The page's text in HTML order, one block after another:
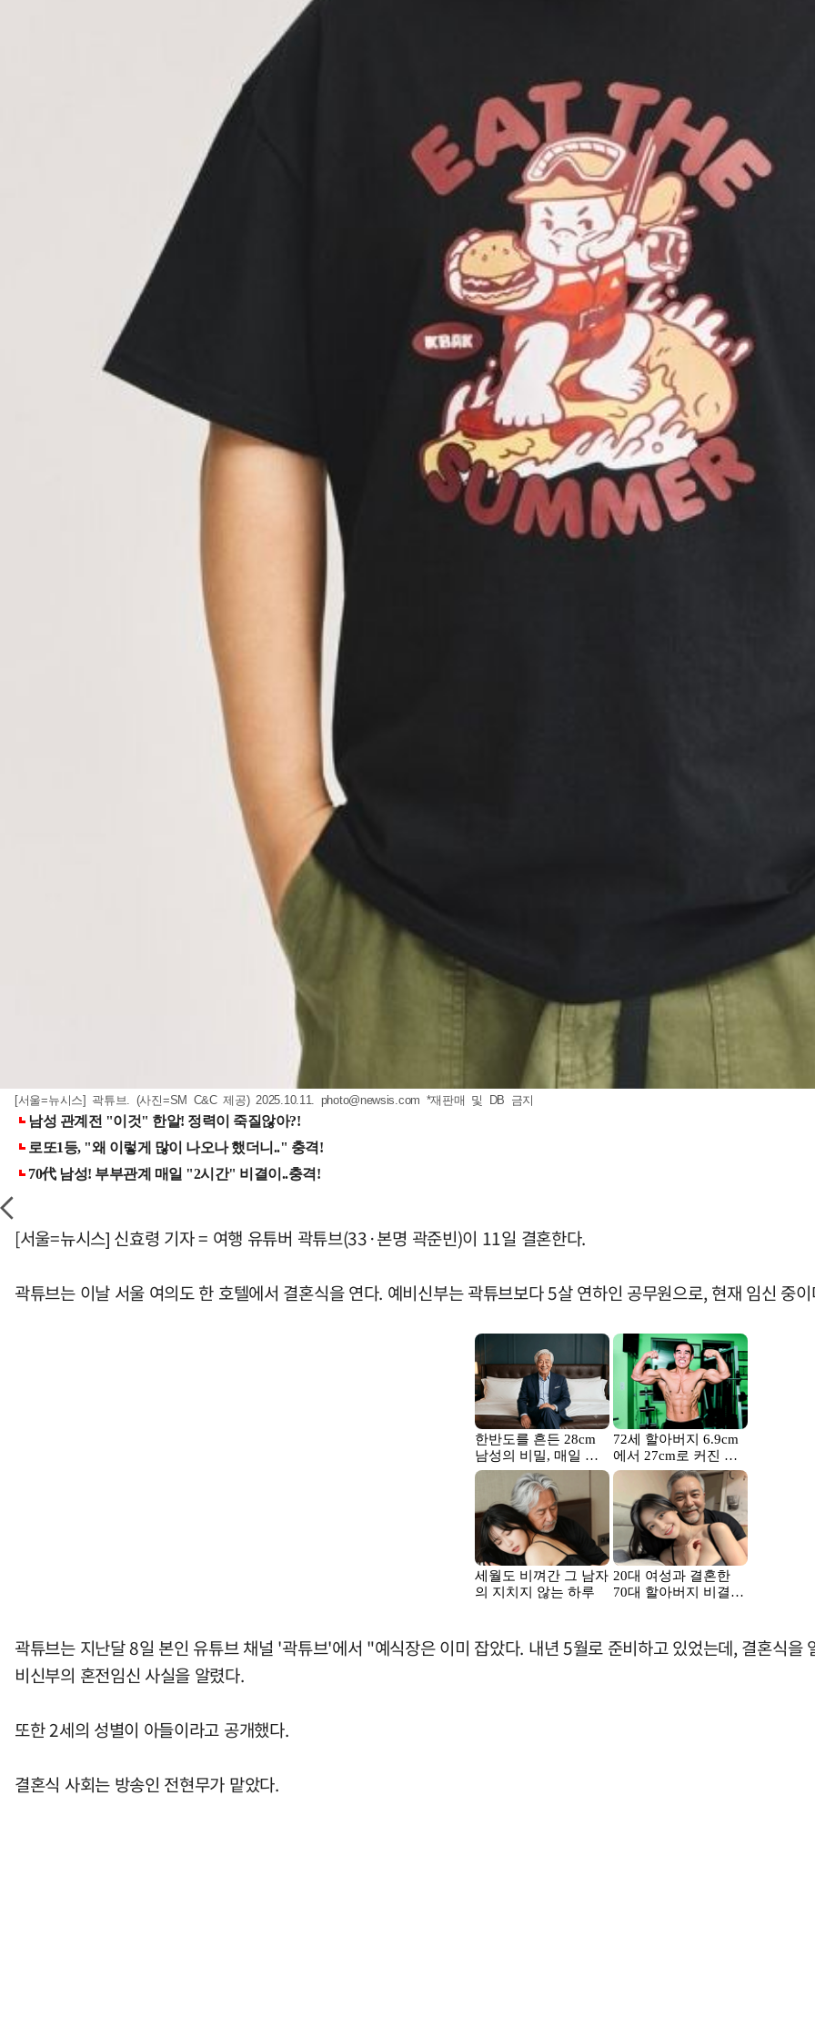
[서울=뉴시스] 곽튜브. (사진=SM C&C 제공) 2025.10.11. photo@newsis.com *재판매 및 DB 금지
[서울=뉴시스] 신효령 기자 = 여행 유튜버 곽튜브(33·본명 곽준빈)이 11일 결혼한다.
곽튜브는 이날 서울 여의도 한 호텔에서 결혼식을 연다. 예비신부는 곽튜브보다 5살 연하인 공무원으로, 현재 임신 중
곽튜브는 지난달 8일 본인 유튜브 채널 '곽튜브'에서 "예식장은 이미 잡았다. 내년 5월로 준비하고 있었는데, 결혼식
비신부의 혼전임신 사실을 알렸다.
또한 2세의 성별이 아들이라고 공개했다.
결혼식 사회는 방송인 전현무가 맡았다.